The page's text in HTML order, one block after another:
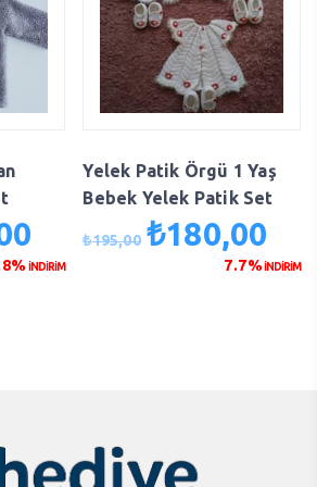
andaki
İNDİRİM
Yelek Patik Örgü 1 Yaş
Bebek Yelek Patik Set
₺195,00 Orijinal
₺180,00
7.7%İNDİRİM